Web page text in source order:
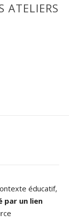
ATELIERS
éducatif,
par un lien